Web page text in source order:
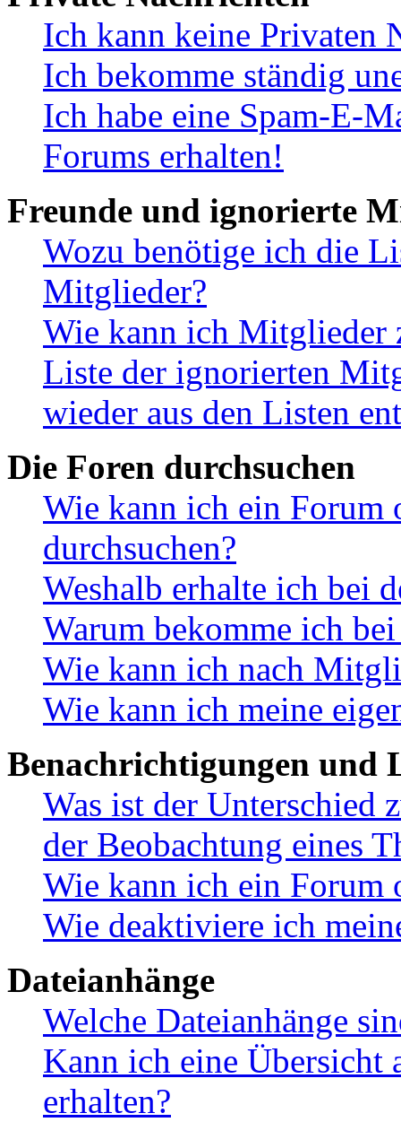
Ich kann keine Privaten
Ich bekomme ständig
Ich habe eine Spam-E-
Forums erhalten!
Freunde und ignorierte
Wozu benötige ich die
Mitglieder?
Wie kann ich Mitglieder
Liste der ignorierten
wieder aus den Listen
Die Foren durchsuchen
Wie kann ich ein Forum
durchsuchen?
Weshalb erhalte ich bei
Warum bekomme ich
Wie kann ich nach
Wie kann ich meine
Benachrichtigungen und
Was ist der Unterschied
der Beobachtung eines
Wie kann ich ein Forum
Wie deaktiviere ich
Dateianhänge
Welche Dateianhänge
Kann ich eine Übersicht
erhalten?